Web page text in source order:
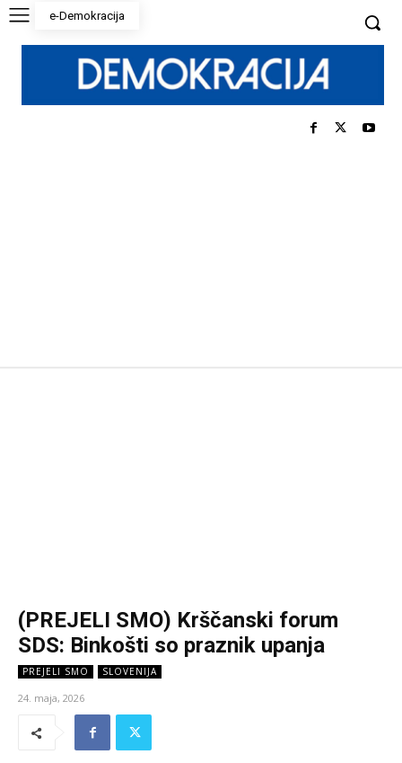
e-Demokracija
(PREJELI SMO) Krščanski forum
SDS: Binkošti so praznik upanja
PREJELI SMO SLOVENIJA
24. maja, 2026